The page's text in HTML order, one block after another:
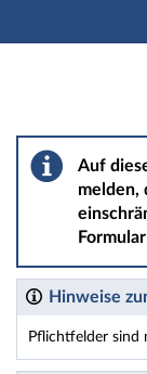
Barriere
Auf
melden,
Hinweise
Pflichtfelder sind
Dieses Formular